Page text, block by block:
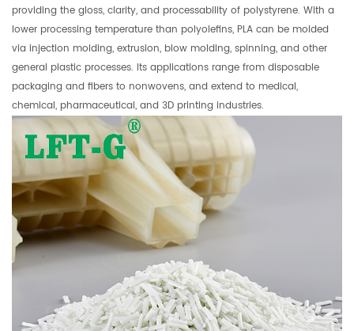
providing the gloss, clarity, and processability of polystyrene. With a
lower processing temperature than polyolefins, PLA can be molded
via injection molding, extrusion, blow molding, spinning, and other
general plastic processes. Its applications range from disposable
packaging and fibers to nonwovens, and extend to medical,
chemical, pharmaceutical, and 3D printing industries.